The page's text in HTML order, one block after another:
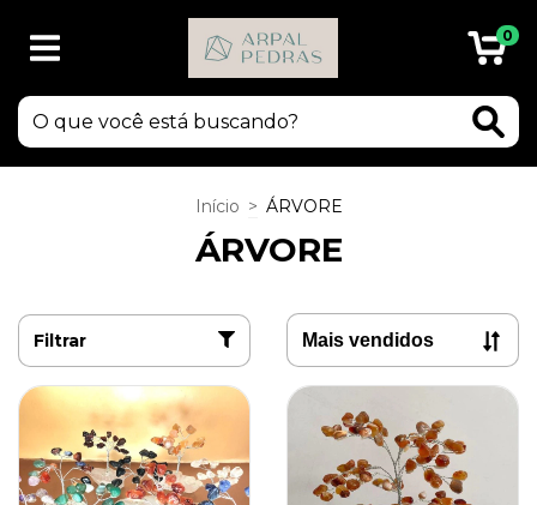
0
Início > ÁRVORE
ÁRVORE
Filtrar